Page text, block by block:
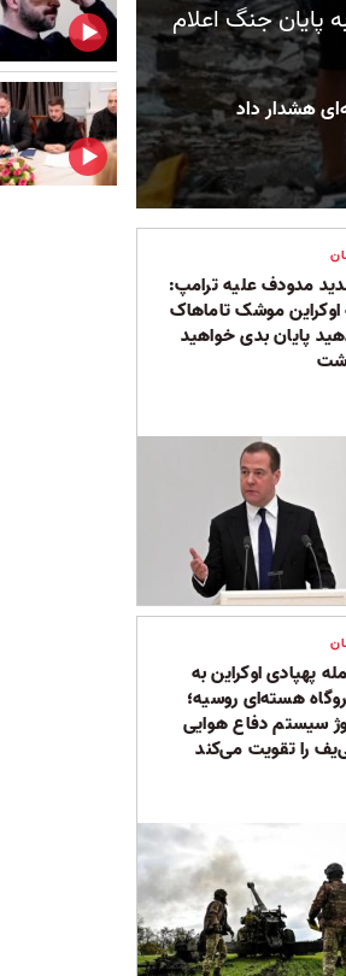
پایان جنگ اعلام
هشدار داد
مدودف علیه ترامپ:
اوکراین موشک تاماهاک‌
پایان بدی خواهید
پهپادی اوکراین به
هسته‌ای روسیه؛
سیستم دفاع هوایی
را تقویت می‌کند